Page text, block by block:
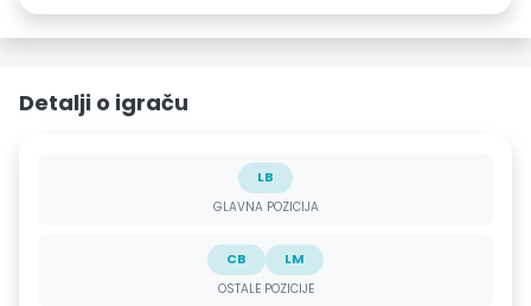
Detalji o igraču
LB
GLAVNA POZICIJA
CB
LM
OSTALE POZICIJE